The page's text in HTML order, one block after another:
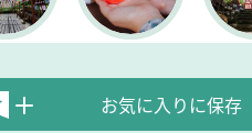
お気に入りに保存